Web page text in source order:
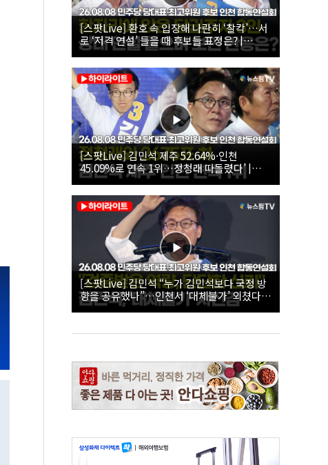
[스팟Live] 환호 속 입장해 나란히 ‘찰칵’…서
로 ‘저격 연설’ 들을 때 후보들 표정은? |
26.08.08 더불어민주당 당대표·최고위원 후
보 인천 합동연설회
[스팟Live] 김민석 제주 52.64%·인천
45.09%로 연속 1위…정청래 따돌렸다’ |
26.08.08 더불어민주당 당대표·최고위원 후
보 인천 합동연설회
[스팟Live] 김민석 “누가 김민석보다 국정 방
향을 공유했나”…인천서 ‘대체불가’ 외쳤다 |
26.08.08 더불어민주당 당대표·최고위원 후